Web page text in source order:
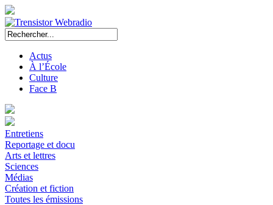
Actus
À l’École
Culture
Face B
Entretiens
Reportage et docu
Arts et lettres
Sciences
Médias
Création et fiction
Toutes les émissions